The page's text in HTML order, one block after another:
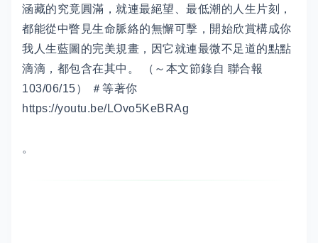
涵藏的究竟圓滿，就連最絕望、最低潮的人生片刻，
都能從中瞥見生命脈絡的無懈可擊，開始欣賞構成你
我人生藍圖的完美規畫，因它就連最微不足道的點點
滴滴，都包含在其中。 （～本文節錄自 聯合報
103/06/15） ＃等著你
https://youtu.be/LOvo5KeBRAg
。